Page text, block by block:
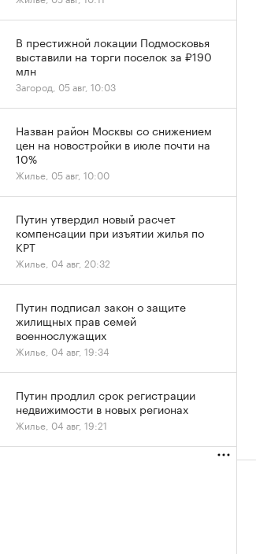
В престижной локации Подмосковья
выставили на торги поселок за ₽190
млн
Загород, 05 авг, 10:03
Назван район Москвы со снижением
цен на новостройки в июле почти на
10%
Жилье, 05 авг, 10:00
Путин утвердил новый расчет
компенсации при изъятии жилья по
КРТ
Жилье, 04 авг, 20:32
Путин подписал закон о защите
жилищных прав семей
военнослужащих
Жилье, 04 авг, 19:34
Путин продлил срок регистрации
недвижимости в новых регионах
Жилье, 04 авг, 19:21